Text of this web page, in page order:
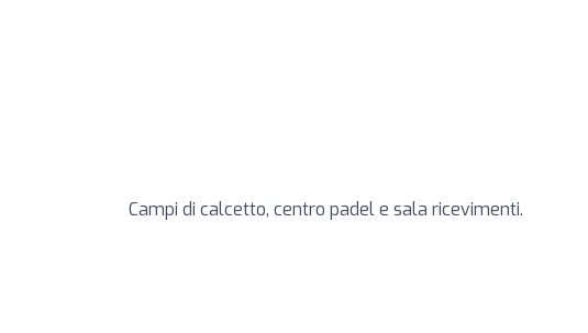
Campi di calcetto, centro padel e sala ricevimenti.